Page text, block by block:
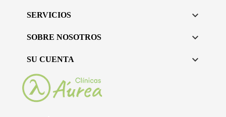
SERVICIOS 
SOBRE NOSOTROS 
SU CUENTA 